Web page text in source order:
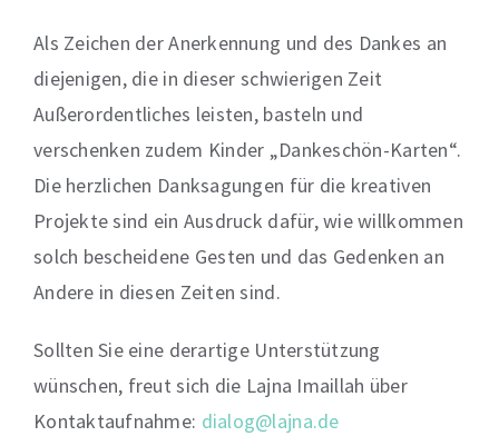
Als Zeichen der Anerkennung und des Dankes an
diejenigen, die in dieser schwierigen Zeit
Außerordentliches leisten, basteln und
verschenken zudem Kinder „Dankeschön-Karten“.
Die herzlichen Danksagungen für die kreativen
Projekte sind ein Ausdruck dafür, wie willkommen
solch bescheidene Gesten und das Gedenken an
Andere in diesen Zeiten sind.
Sollten Sie eine derartige Unterstützung
wünschen, freut sich die Lajna Imaillah über
Kontaktaufnahme: dialog@lajna.de